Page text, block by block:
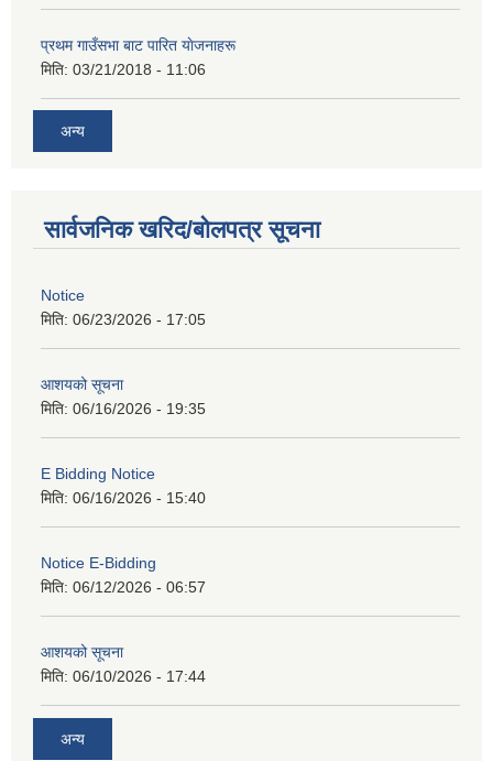
प्रथम गाउँसभा बाट पारित याेजनाहरू
मिति: 03/21/2018 - 11:06
अन्य
सार्वजनिक खरिद/बोलपत्र सूचना
Notice
मिति: 06/23/2026 - 17:05
आशयको सूचना
मिति: 06/16/2026 - 19:35
E Bidding Notice
मिति: 06/16/2026 - 15:40
Notice E-Bidding
मिति: 06/12/2026 - 06:57
आशयको सूचना
मिति: 06/10/2026 - 17:44
अन्य